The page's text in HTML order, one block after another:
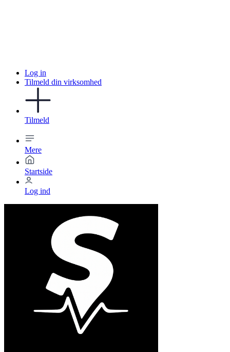
Log in
Tilmeld din virksomhed
Tilmeld
Mere
Startside
Log ind